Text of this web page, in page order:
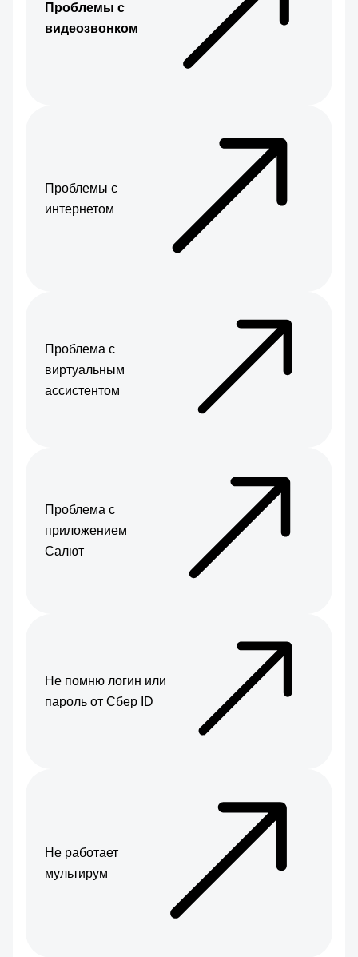
Проблемы с
видеозвонком
Проблемы с
интернетом
Проблема с
виртуальным
ассистентом
Проблема с
приложением
Салют
Не помню логин или
пароль от Сбер ID
Не работает
мультирум